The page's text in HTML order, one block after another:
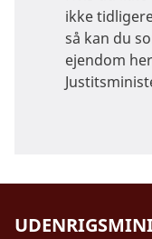
ikke
så kan du
ejendom